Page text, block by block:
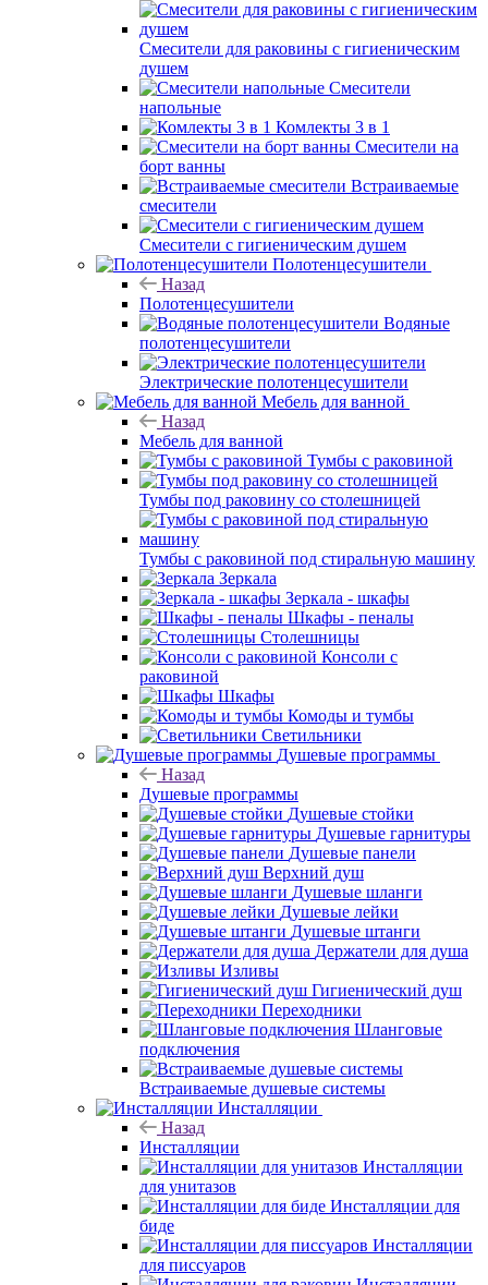
Смесители для раковины с гигиеническим
душем
Смесители
напольные
Комлекты 3 в 1
Смесители на
борт ванны
Встраиваемые
смесители
Смесители с гигиеническим душем
Полотенцесушители
Назад
Полотенцесушители
Водяные
полотенцесушители
Электрические полотенцесушители
Мебель для ванной
Назад
Мебель для ванной
Тумбы с раковиной
Тумбы под раковину со столешницей
Тумбы с раковиной под стиральную машину
Зеркала
Зеркала - шкафы
Шкафы - пеналы
Столешницы
Консоли с
раковиной
Шкафы
Комоды и тумбы
Светильники
Душевые программы
Назад
Душевые программы
Душевые стойки
Душевые гарнитуры
Душевые панели
Верхний душ
Душевые шланги
Душевые лейки
Душевые штанги
Держатели для душа
Изливы
Гигиенический душ
Переходники
Шланговые
подключения
Встраиваемые душевые системы
Инсталляции
Назад
Инсталляции
Инсталляции
для унитазов
Инсталляции для
биде
Инсталляции
для писсуаров